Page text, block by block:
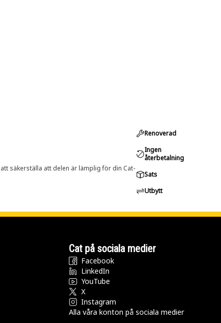
säkerställa att delen är lämplig för din Cat-
Renoverad
Ingen
återbetalning
Sats
Utbytt
Cat på sociala medier
Facebook
LinkedIn
YouTube
X
Instagram
Alla våra konton på sociala medier